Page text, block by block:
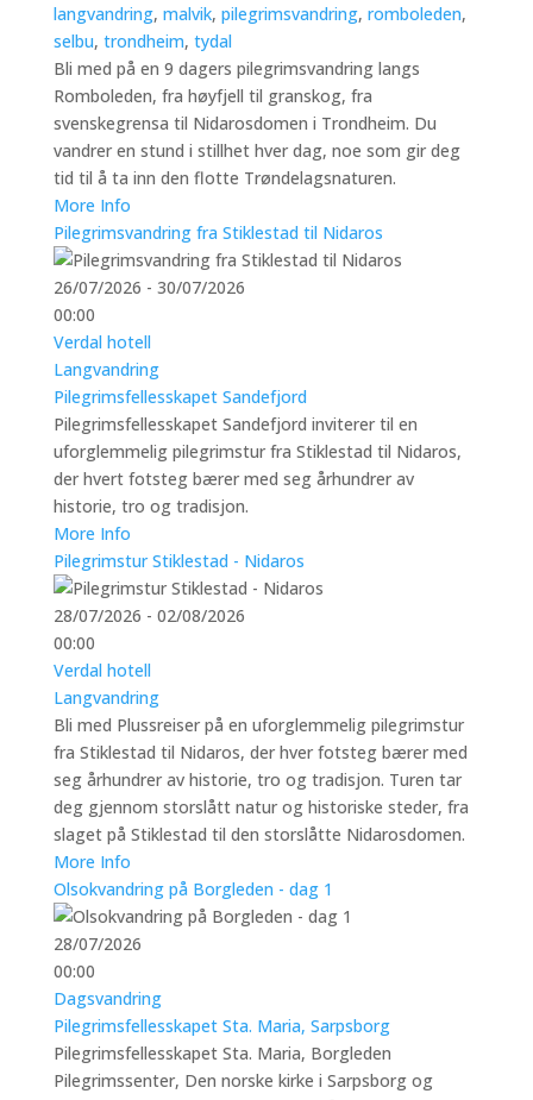
langvandring, malvik, pilegrimsvandring, romboleden,
selbu, trondheim, tydal
Bli med på en 9 dagers pilegrimsvandring langs
Romboleden, fra høyfjell til granskog, fra
svenskegrensa til Nidarosdomen i Trondheim. Du
vandrer en stund i stillhet hver dag, noe som gir deg
tid til å ta inn den flotte Trøndelagsnaturen.
More Info
Pilegrimsvandring fra Stiklestad til Nidaros
26/07/2026 - 30/07/2026
00:00
Verdal hotell
Langvandring
Pilegrimsfellesskapet Sandefjord
Pilegrimsfellesskapet Sandefjord inviterer til en
uforglemmelig pilegrimstur fra Stiklestad til Nidaros,
der hvert fotsteg bærer med seg århundrer av
historie, tro og tradisjon.
More Info
Pilegrimstur Stiklestad - Nidaros
28/07/2026 - 02/08/2026
00:00
Verdal hotell
Langvandring
Bli med Plussreiser på en uforglemmelig pilegrimstur
fra Stiklestad til Nidaros, der hver fotsteg bærer med
seg århundrer av historie, tro og tradisjon. Turen tar
deg gjennom storslått natur og historiske steder, fra
slaget på Stiklestad til den storslåtte Nidarosdomen.
More Info
Olsokvandring på Borgleden - dag 1
28/07/2026
00:00
Dagsvandring
Pilegrimsfellesskapet Sta. Maria, Sarpsborg
Pilegrimsfellesskapet Sta. Maria, Borgleden
Pilegrimssenter, Den norske kirke i Sarpsborg og